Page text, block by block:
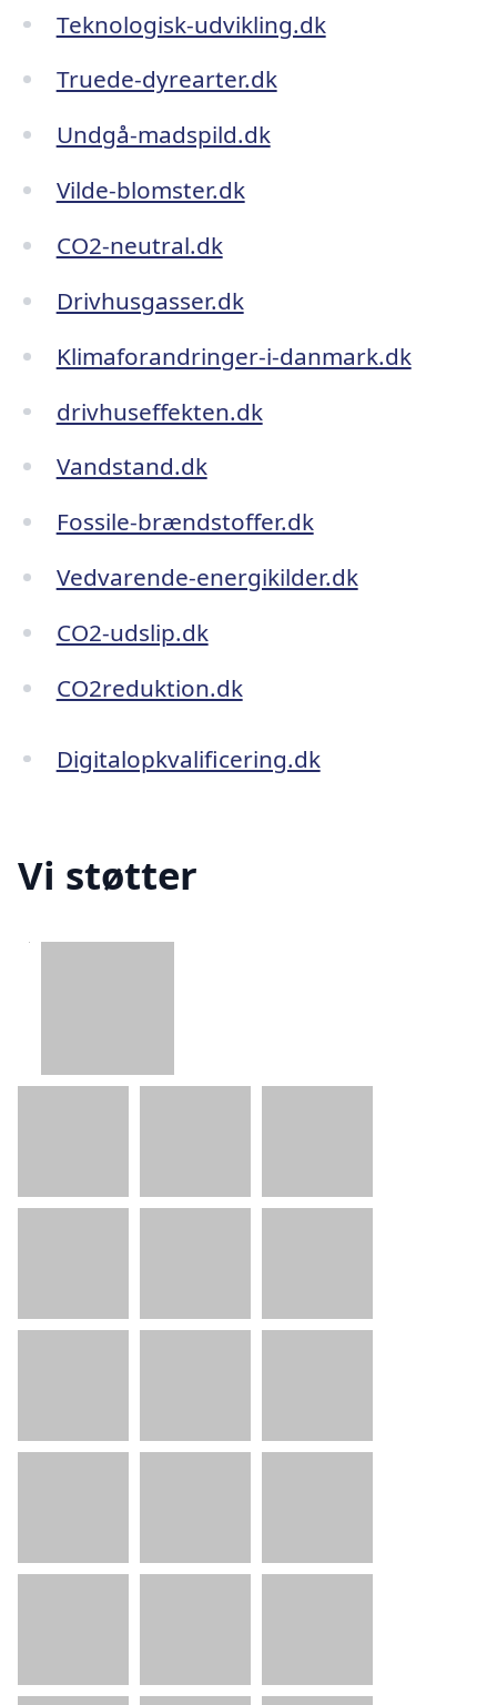
Teknologisk-udvikling.dk
Truede-dyrearter.dk
Undgå-madspild.dk
Vilde-blomster.dk
CO2-neutral.dk
Drivhusgasser.dk
Klimaforandringer-i-danmark.dk
drivhuseffekten.dk
Vandstand.dk
Fossile-brændstoffer.dk
Vedvarende-energikilder.dk
CO2-udslip.dk
CO2reduktion.dk
Digitalopkvalificering.dk
Vi støtter